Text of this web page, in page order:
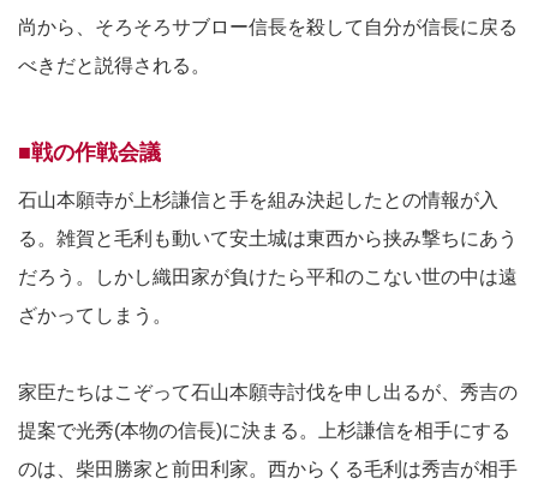
尚から、そろそろサブロー信長を殺して自分が信長に戻る
べきだと説得される。
■戦の作戦会議
石山本願寺が上杉謙信と手を組み決起したとの情報が入
る。雑賀と毛利も動いて安土城は東西から挟み撃ちにあう
だろう。しかし織田家が負けたら平和のこない世の中は遠
ざかってしまう。
家臣たちはこぞって石山本願寺討伐を申し出るが、秀吉の
提案で光秀(本物の信長)に決まる。上杉謙信を相手にする
のは、柴田勝家と前田利家。西からくる毛利は秀吉が相手